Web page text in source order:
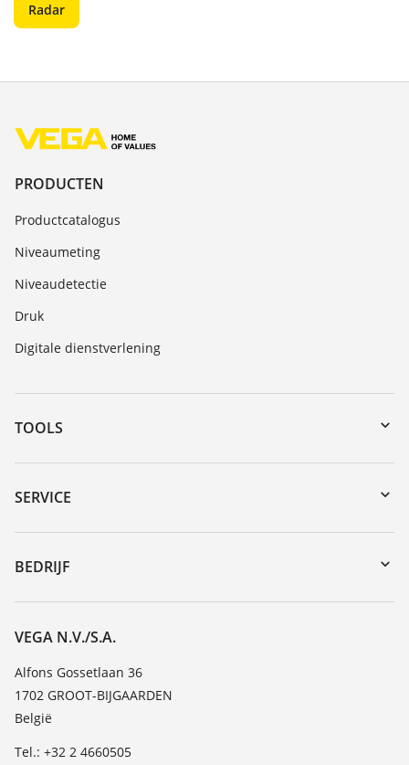
Radar
PRODUCTEN
Productcatalogus
Niveaumeting
Niveaudetectie
Druk
Digitale dienstverlening
TOOLS
Downloads
Serienummer zoeken
DTM Collection/PACTware
SERVICE
Reparatieformulier instrument
Seminars
Bestendigheidslijst
TeamViewer
BEDRIJF
Vacature
Over VEGA
Contact
Nieuws
Persberichten
Blog
VEGA N.V./S.A.
Alfons Gossetlaan 36
1702 GROOT-BIJGAARDEN
België
Tel.: +32 2 4660505